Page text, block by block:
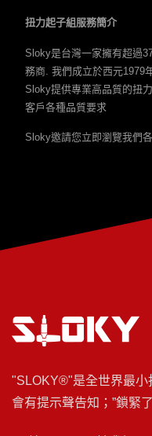
扭力起子組服務簡介
Sloky是台灣一家擁有超過
務商. 我們成立於西元1979
Sloky提供專業高品質的扭
客戶各種品質要求
Sloky邀請您立即瀏覽我們
"SLOKY®"是全世界最小
會有提示聲告知；”鎖緊